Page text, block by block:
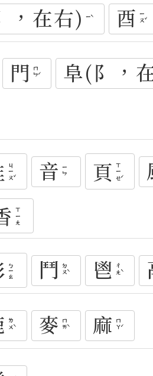
，在右) ㄧˋ 酉 ㄧㄡˇ
門 ㄇㄣˊ 阜(阝，
ㄐㄧㄡˇ 音 ㄧㄣ 頁 ㄒㄧㄝˊ
ㄒㄧㄤ
ㄅㄧㄠ 鬥 ㄉㄡˋ 鬯 ㄔㄤˋ
ㄌㄨˋ 麥 ㄇㄞˋ 麻 ㄇㄚˊ